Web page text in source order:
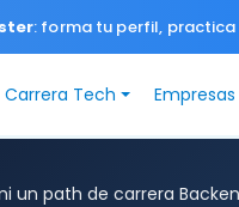
: forma tu perfil,
Carrera Tech Empresas
un path de carrera